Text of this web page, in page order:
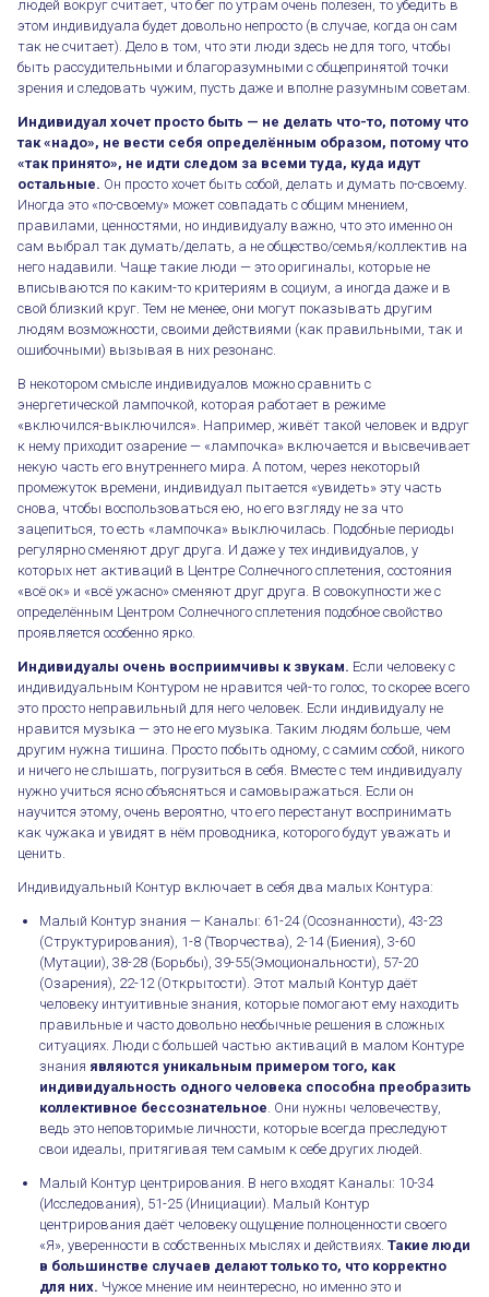
людей вокруг считает, что бег по утрам очень полезен, то убедить в
этом индивидуала будет довольно непросто (в случае, когда он сам
так не считает). Дело в том, что эти люди здесь не для того, чтобы
быть рассудительными и благоразумными с общепринятой точки
зрения и следовать чужим, пусть даже и вполне разумным советам.
Индивидуал хочет просто быть — не делать что-то, потому что
так «надо», не вести себя определённым образом, потому что
«так принято», не идти следом за всеми туда, куда идут
остальные. Он просто хочет быть собой, делать и думать по-своему.
Иногда это «по-своему» может совпадать с общим мнением,
правилами, ценностями, но индивидуалу важно, что это именно он
сам выбрал так думать/делать, а не общество/семья/коллектив на
него надавили. Чаще такие люди — это оригиналы, которые не
вписываются по каким-то критериям в социум, а иногда даже и в
свой близкий круг. Тем не менее, они могут показывать другим
людям возможности, своими действиями (как правильными, так и
ошибочными) вызывая в них резонанс.
В некотором смысле индивидуалов можно сравнить с
энергетической лампочкой, которая работает в режиме
«включился-выключился». Например, живёт такой человек и вдруг
к нему приходит озарение — «лампочка» включается и высвечивает
некую часть его внутреннего мира. А потом, через некоторый
промежуток времени, индивидуал пытается «увидеть» эту часть
снова, чтобы воспользоваться ею, но его взгляду не за что
зацепиться, то есть «лампочка» выключилась. Подобные периоды
регулярно сменяют друг друга. И даже у тех индивидуалов, у
которых нет активаций в Центре Солнечного сплетения, состояния
«всё ок» и «всё ужасно» сменяют друг друга. В совокупности же с
определённым Центром Солнечного сплетения подобное свойство
проявляется особенно ярко.
Индивидуалы очень восприимчивы к звукам. Если человеку с
индивидуальным Контуром не нравится чей-то голос, то скорее всего
это просто неправильный для него человек. Если индивидуалу не
нравится музыка — это не его музыка. Таким людям больше, чем
другим нужна тишина. Просто побыть одному, с самим собой, никого
и ничего не слышать, погрузиться в себя. Вместе с тем индивидуалу
нужно учиться ясно объясняться и самовыражаться. Если он
научится этому, очень вероятно, что его перестанут воспринимать
как чужака и увидят в нём проводника, которого будут уважать и
ценить.
Индивидуальный Контур включает в себя два малых Контура:
Малый Контур знания — Каналы: 61-24 (Осознанности), 43-23
(Структурирования), 1-8 (Творчества), 2-14 (Биения), 3-60
(Мутации), 38-28 (Борьбы), 39-55(Эмоциональности), 57-20
(Озарения), 22-12 (Открытости). Этот малый Контур даёт
человеку интуитивные знания, которые помогают ему находить
правильные и часто довольно необычные решения в сложных
ситуациях. Люди с большей частью активаций в малом Контуре
знания являются уникальным примером того, как
индивидуальность одного человека способна преобразить
коллективное бессознательное . Они нужны человечеству,
ведь это неповторимые личности, которые всегда преследуют
свои идеалы, притягивая тем самым к себе других людей.
Малый Контур центрирования. В него входят Каналы: 10-34
(Исследования), 51-25 (Инициации). Малый Контур
центрирования даёт человеку ощущение полноценности своего
«Я», уверенности в собственных мыслях и действиях. Такие люди
в большинстве случаев делают только то, что корректно
для них. Чужое мнение им неинтересно, но именно это и